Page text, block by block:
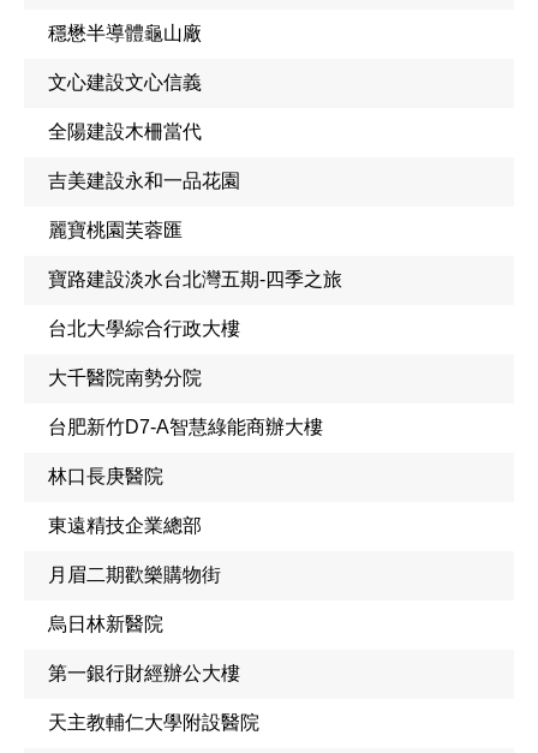
穩懋半導體龜山廠
文心建設文心信義
全陽建設木柵當代
吉美建設永和一品花園
麗寶桃園芙蓉匯
寶路建設淡水台北灣五期-四季之旅
台北大學綜合行政大樓
大千醫院南勢分院
台肥新竹D7-A智慧綠能商辦大樓
林口長庚醫院
東遠精技企業總部
月眉二期歡樂購物街
烏日林新醫院
第一銀行財經辦公大樓
天主教輔仁大學附設醫院